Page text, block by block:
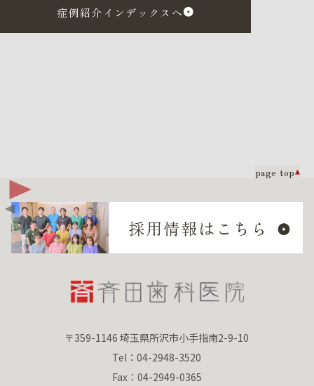
症例紹介インデックスへ
page top
〒359-1146 埼玉県所沢市小手指南2-9-10
Tel：04-2948-3520
Fax：04-2949-0365